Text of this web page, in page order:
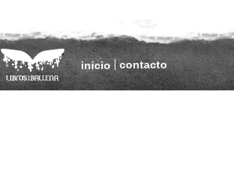
inicio contacto